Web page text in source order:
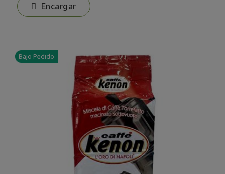
Encargar
Bajo Pedido